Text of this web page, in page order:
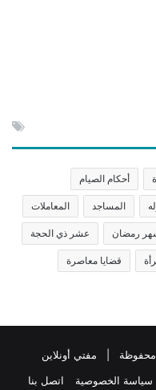
أحكام الصيام
المساجد المعاملات
رمضان عشر ذي الحجة
قضايا معاصرة
سياسة الخصوصية اتصل بنا